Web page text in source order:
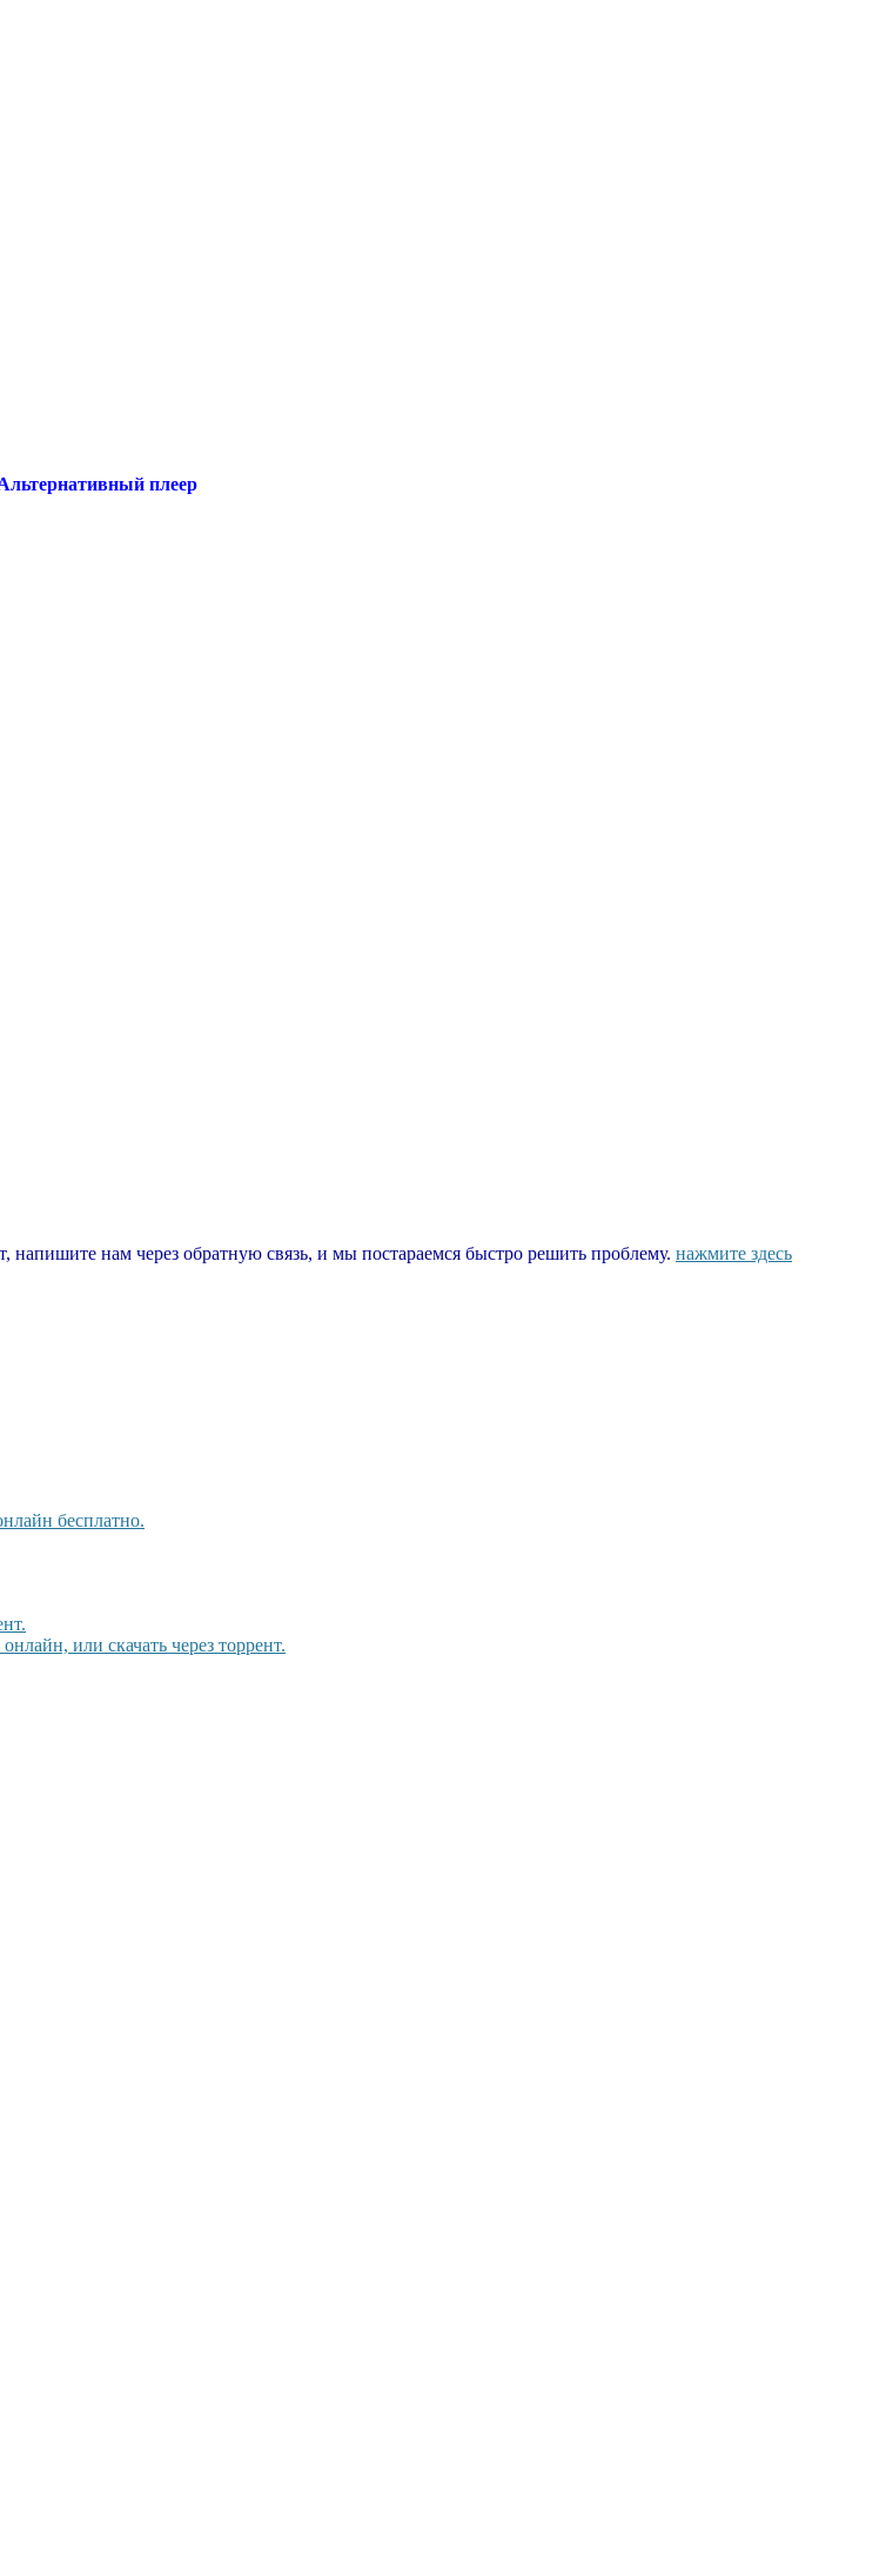
плеер
напишите нам через обратную связь, и мы постараемся быстро решить проблему. нажмите здесь
бесплатно.
или скачать через торрент.